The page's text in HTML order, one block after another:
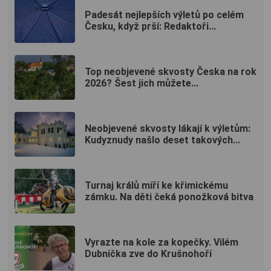
Padesát nejlepších výletů po celém
Česku, když prší: Redaktoři...
Top neobjevené skvosty Česka na rok
2026? Šest jich můžete...
Neobjevené skvosty lákají k výletům:
Kudyznudy našlo deset takových...
Turnaj králů míří ke křimickému
zámku. Na děti čeká ponožková bitva
Vyrazte na kole za kopečky. Vilém
Dubnička zve do Krušnohoří